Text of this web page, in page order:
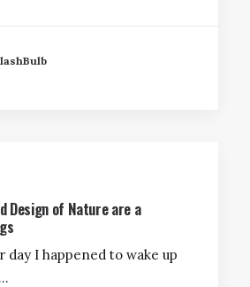
Design of Nature are a
day I happened to wake up